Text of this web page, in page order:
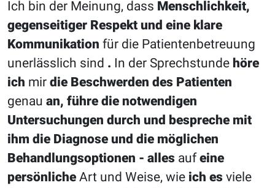
Ich bin der Meinung, dass Menschlichkeit,
gegenseitiger Respekt und eine klare
Kommunikation für die Patientenbetreuung
unerlässlich sind . In der Sprechstunde höre
ich mir die Beschwerden des Patienten
genau an, führe die notwendigen
Untersuchungen durch und bespreche mit
ihm die Diagnose und die möglichen
Behandlungsoptionen - alles aufeine
persönliche Art und Weise, wie ich es viele